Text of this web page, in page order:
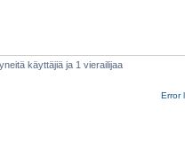
käyttäjiä ja 1 vierailijaa
Error